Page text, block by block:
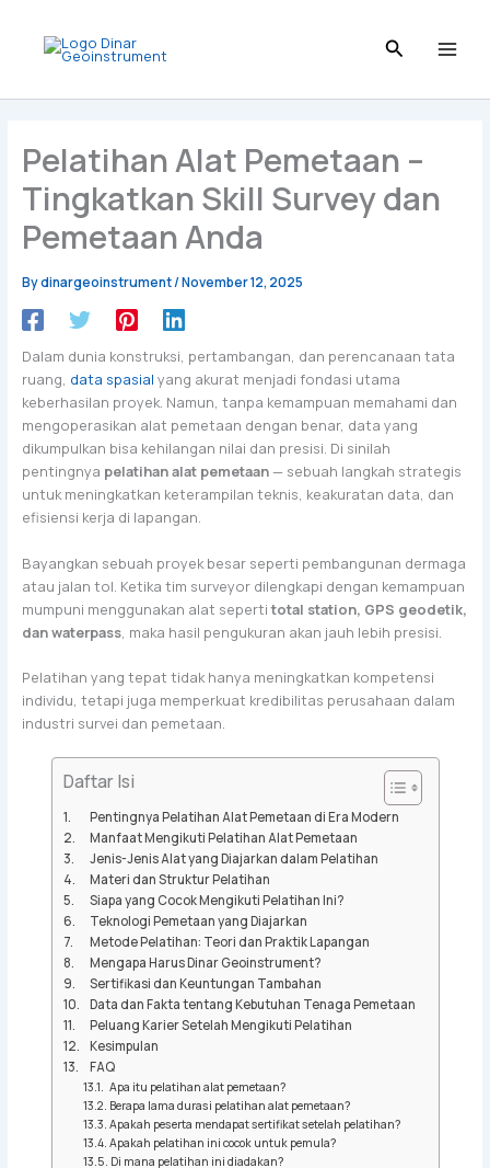
content
Pelatihan Alat Pemetaan –
Tingkatkan Skill Survey dan
Pemetaan Anda
Bydinargeoinstrument/November 12, 2025
Dalam dunia konstruksi, pertambangan, dan perencanaan tata
ruang, data spasial yang akurat menjadi fondasi utama
keberhasilan proyek. Namun, tanpa kemampuan memahami dan
mengoperasikan alat pemetaan dengan benar, data yang
dikumpulkan bisa kehilangan nilai dan presisi. Di sinilah
pentingnya pelatihan alat pemetaan— sebuah langkah strategis
untuk meningkatkan keterampilan teknis, keakuratan data, dan
efisiensi kerja di lapangan.
Bayangkan sebuah proyek besar seperti pembangunan dermaga
atau jalan tol. Ketika tim surveyor dilengkapi dengan kemampuan
mumpuni menggunakan alat sepertitotal station, GPS geodetik,
dan waterpass, maka hasil pengukuran akan jauh lebih presisi.
Pelatihan yang tepat tidak hanya meningkatkan kompetensi
individu, tetapi juga memperkuat kredibilitas perusahaan dalam
industri survei dan pemetaan.
Daftar Isi
Pentingnya Pelatihan Alat Pemetaan di Era Modern
Manfaat Mengikuti Pelatihan Alat Pemetaan
Jenis-Jenis Alat yang Diajarkan dalam Pelatihan
Materi dan Struktur Pelatihan
Siapa yang Cocok Mengikuti Pelatihan Ini?
Teknologi Pemetaan yang Diajarkan
Metode Pelatihan: Teori dan Praktik Lapangan
Mengapa Harus Dinar Geoinstrument?
Sertifikasi dan Keuntungan Tambahan
Data dan Fakta tentang Kebutuhan Tenaga Pemetaan
Peluang Karier Setelah Mengikuti Pelatihan
Kesimpulan
FAQ
Apa itu pelatihan alat pemetaan?
Berapa lama durasi pelatihan alat pemetaan?
Apakah peserta mendapat sertifikat setelah pelatihan?
Apakah pelatihan ini cocok untuk pemula?
Di mana pelatihan ini diadakan?